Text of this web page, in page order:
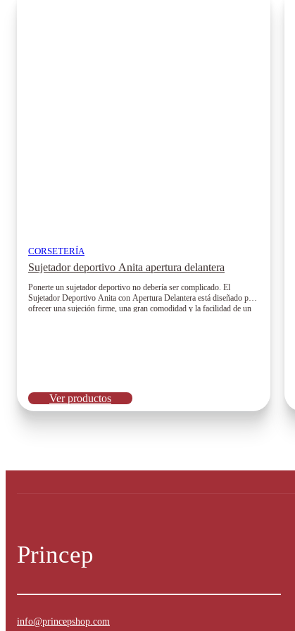
CORSETERÍA
Sujetador deportivo Anita apertura delantera
Ponerte un sujetador deportivo no debería ser complicado. El
Sujetador Deportivo Anita con Apertura Delantera está diseñado para
ofrecer una sujeción firme, una gran comodidad y la facilidad de un
Ver productos
Princep
info@princepshop.com